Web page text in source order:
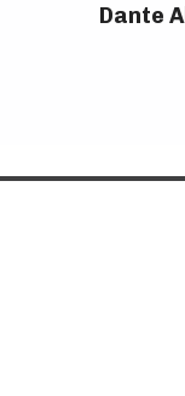
Dante